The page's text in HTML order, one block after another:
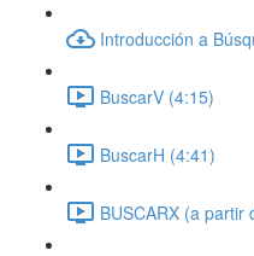
Introducción a
BuscarV (4:15)
BuscarH (4:41)
BUSCARX (a partir